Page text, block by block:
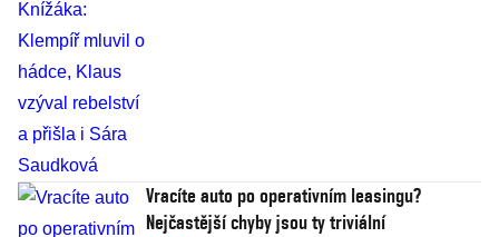
Vracíte auto po operativním leasingu?
Nejčastější chyby jsou ty triviální